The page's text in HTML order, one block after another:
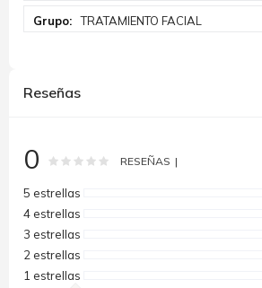
TRATAMIENTO FACIAL
Reseñas
0 Rating: % of100
RESEÑAS
5 estrellas
4 estrellas
3 estrellas
2 estrellas
1 estrellas